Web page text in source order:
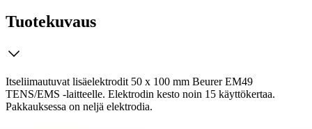
Tuotekuvaus
Itseliimautuvat lisäelektrodit 50 x 100 mm Beurer EM49
TENS/EMS -laitteelle. Elektrodin kesto noin 15 käyttökertaa.
Pakkauksessa on neljä elektrodia.